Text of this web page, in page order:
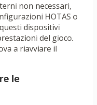
non necessari,
HOTAS o
dispositivi
del gioco.
a riavviare il
le